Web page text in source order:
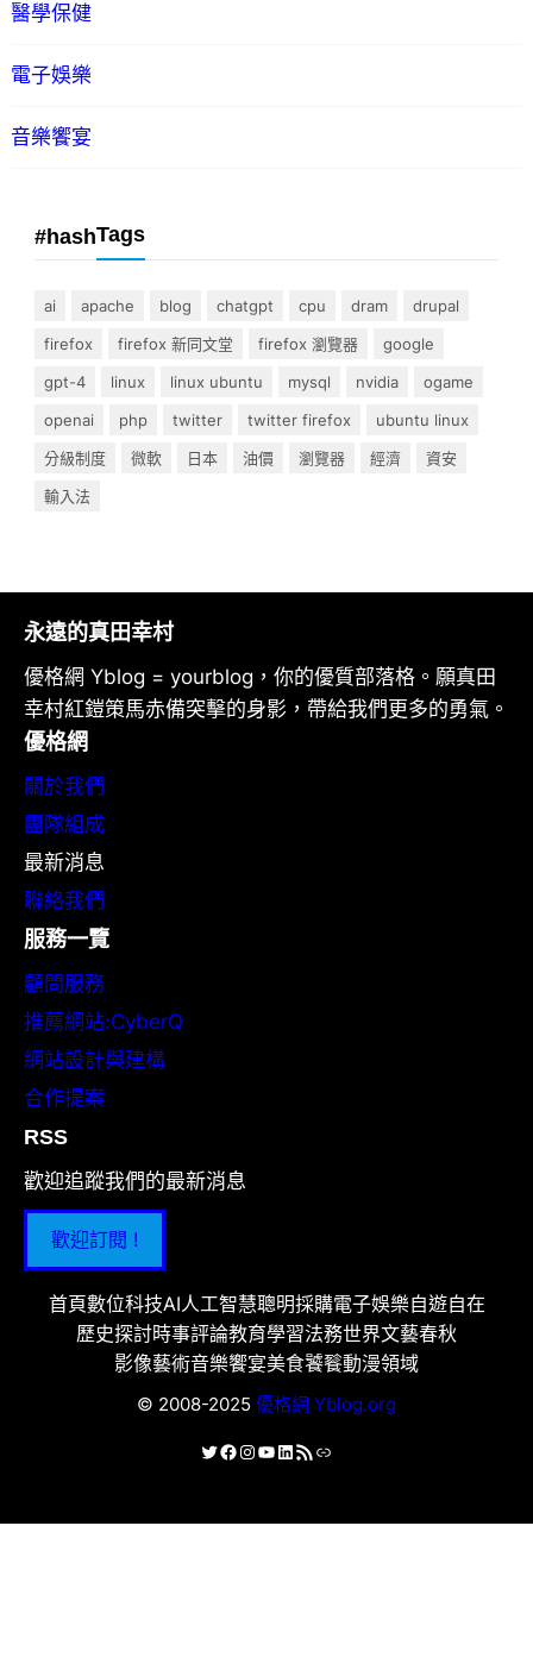
醫學保健
電子娛樂
音樂饗宴
#hashTags
ai apache blog chatgpt cpu dram
drupal
firefox
firefox 新同文堂 firefox 瀏覽器
google
gpt-4
linux linux ubuntu mysql nvidia
ogame
openai
php twitter twitter firefox
ubuntu linux
分級制度
微軟 日本 油價 瀏覽器 經濟
資安
輸入法
永遠的真田幸村
優格網 Yblog = yourblog，你的優質部落格。願真田
幸村紅鎧策馬赤備突擊的身影，帶給我們更多的勇氣。
優格網
關於我們
團隊組成
最新消息
聯絡我們
服務一覽
顧問服務
推薦網站:CyberQ
網站設計與建構
合作提案
RSS
歡迎追蹤我們的最新消息
歡迎訂閱 !
首頁數位科技AI人工智慧聰明採購電子娛樂自遊自在
歷史探討時事評論教育學習法務世界文藝春秋
影像藝術音樂饗宴美食饕餮動漫領域
© 2008-2025 優格網 Yblog.org
X Facebook
Instagram
YouTube
LinkedIn
RSS 資訊提供連結